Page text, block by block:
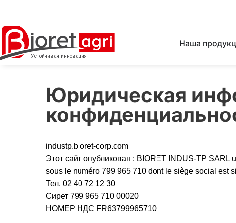
Наша
Юридическая
industp.bioret-corp.com
Этот сайт опубликован : BIORET INDUS-TP SARL
sous le numéro 799 965 710 dont le siège social est
Тел. 02 40 72 12 30
Сирет 799 965 710 00020
НОМЕР НДС FR63799965710